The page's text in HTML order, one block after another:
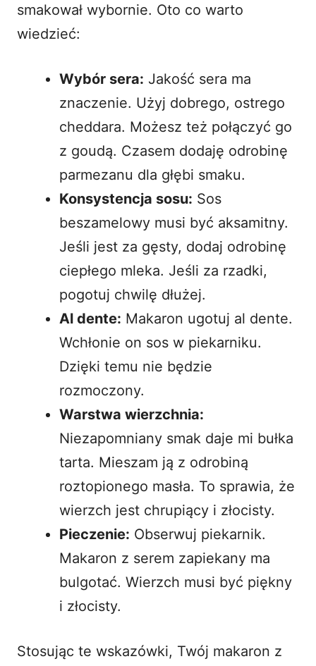
smakował wybornie. Oto co warto
wiedzieć:
Wybór sera: Jakość sera ma
znaczenie. Użyj dobrego, ostrego
cheddara. Możesz też połączyć go
z goudą. Czasem dodaję odrobinę
parmezanu dla głębi smaku.
Konsystencja sosu: Sos
beszamelowy musi być aksamitny.
Jeśli jest za gęsty, dodaj odrobinę
ciepłego mleka. Jeśli za rzadki,
pogotuj chwilę dłużej.
Al dente: Makaron ugotuj al dente.
Wchłonie on sos w piekarniku.
Dzięki temu nie będzie
rozmoczony.
Warstwa wierzchnia:
Niezapomniany smak daje mi bułka
tarta. Mieszam ją z odrobiną
roztopionego masła. To sprawia, że
wierzch jest chrupiący i złocisty.
Pieczenie: Obserwuj piekarnik.
Makaron z serem zapiekany ma
bulgotać. Wierzch musi być piękny
i złocisty.
Stosując te wskazówki, Twój makaron z